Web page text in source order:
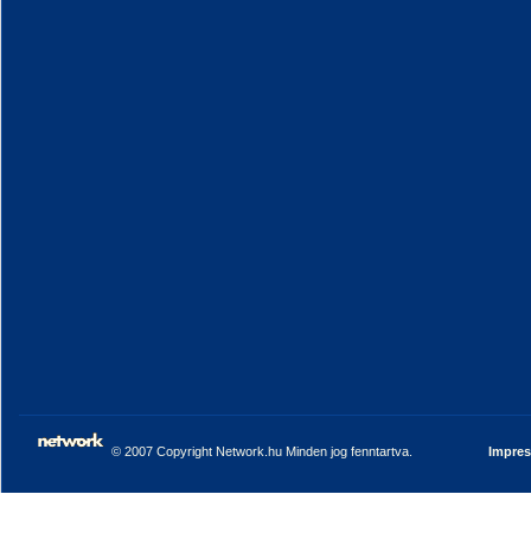
© 2007 Copyright Network.hu Minden jog fenntartva.